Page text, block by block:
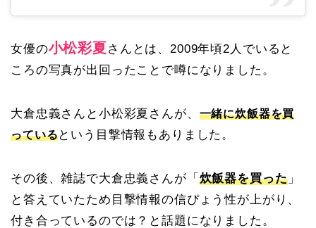
女優の小松彩夏さんとは、2009年頃2人でいると
ころの写真が出回ったことで噂になりました。
大倉忠義さんと小松彩夏さんが、 一緒に炊飯器を買
っているという目撃情報もありました。
その後、雑誌で大倉忠義さんが「 炊飯器を買った」
と答えていたため目撃情報の信ぴょう性が上がり、
付き合っているのでは？と話題になりました。